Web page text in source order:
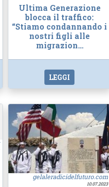
Ultima Generazione
blocca il traffico:
“Stiamo condannando i
nostri figli alle
migrazion…
LEGGI
gelaleradicidelfuturo.com
10.07.2023